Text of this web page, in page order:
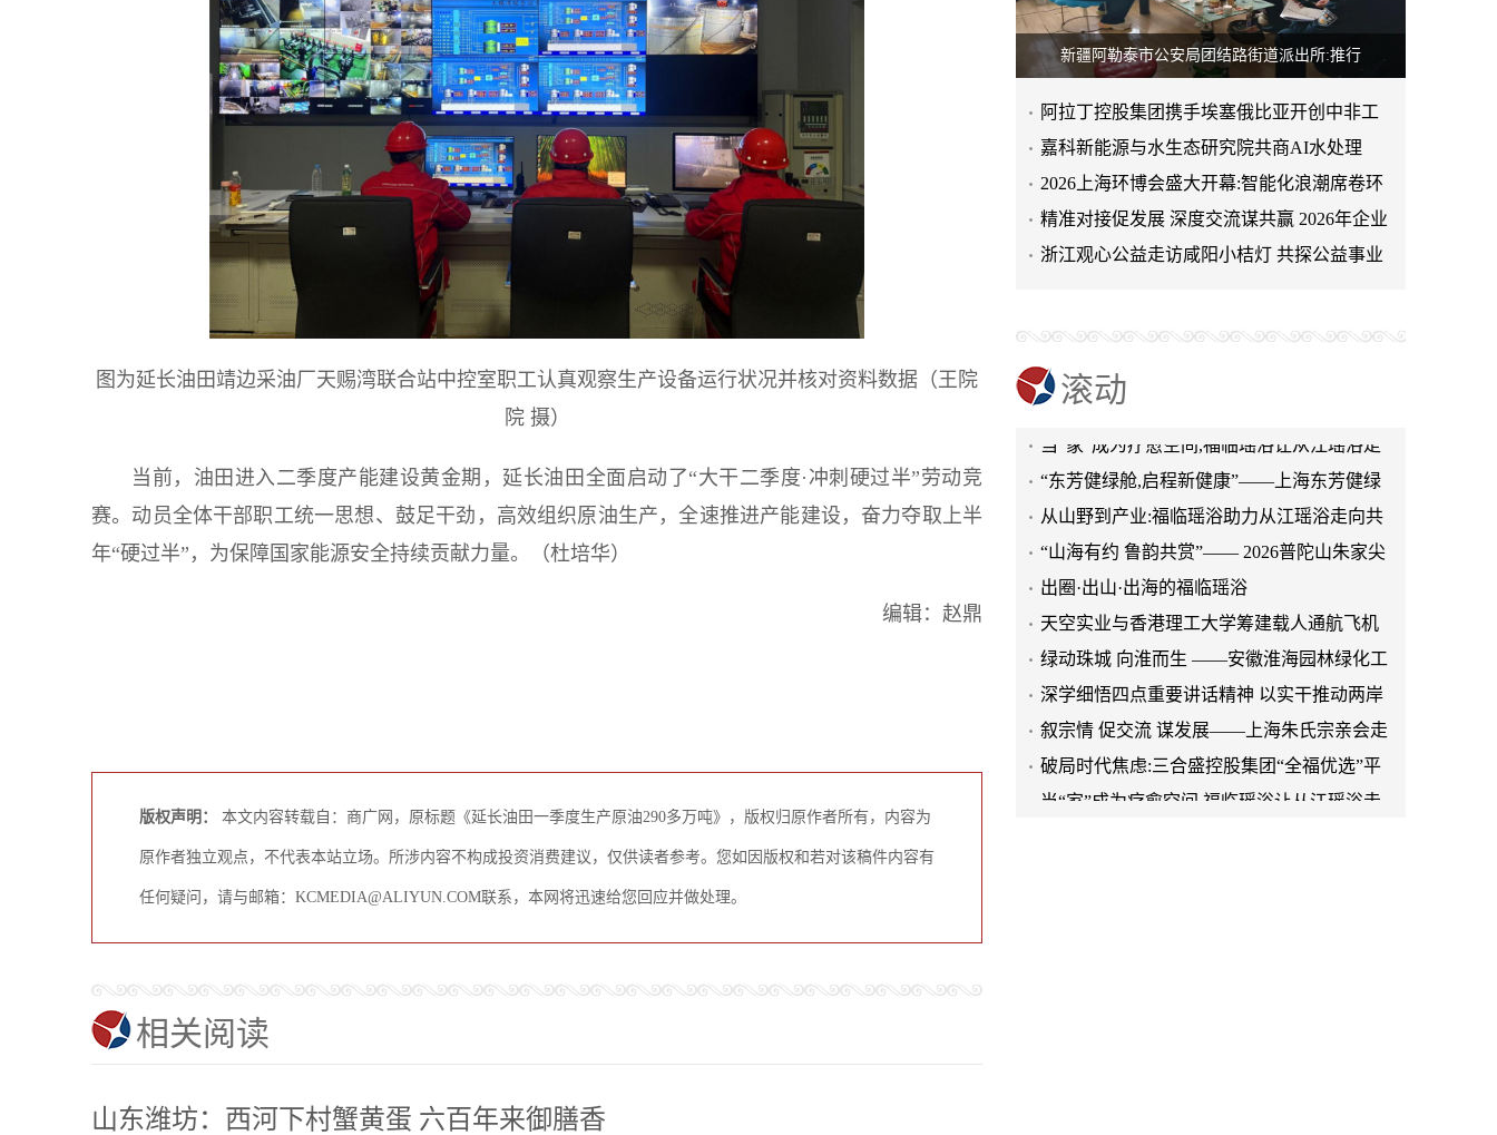
图为延长油田靖边采油厂天赐湾联合站中控室职工认真观察生产设备运行状况并核对资料数据（王院
院 摄）
当前，油田进入二季度产能建设黄金期，延长油田全面启动了“大干二季度·冲刺硬过半”劳动竞
赛。动员全体干部职工统一思想、鼓足干劲，高效组织原油生产，全速推进产能建设，奋力夺取上半
年“硬过半”，为保障国家能源安全持续贡献力量。（杜培华）
编辑：赵鼎
版权声明： 本文内容转载自：商广网，原标题《延长油田一季度生产原油290多万吨》，版权归原作者所有，内容为
原作者独立观点，不代表本站立场。所涉内容不构成投资消费建议，仅供读者参考。您如因版权和若对该稿件内容有
任何疑问，请与邮箱：KCMEDIA@ALIYUN.COM联系，本网将迅速给您回应并做处理。
相关阅读
山东潍坊：西河下村蟹黄蛋 六百年来御膳香
新疆阿勒泰市公安局团结路街道派出所:推行
阿拉丁控股集团携手埃塞俄比亚开创中非工
业农业合作新篇章
嘉科新能源与水生态研究院共商AI水处理
2026上海环博会盛大开幕:智能化浪潮席卷环
保产业
精准对接促发展 深度交流谋共赢 2026年企业
投融资交流活动第二
浙江观心公益走访咸阳小桔灯 共探公益事业
滚动
进日常生活
“东芳健绿舱,启程新健康”——上海东芳健绿
AI智能养身舱品牌发布会圆满成功
从山野到产业:福临瑶浴助力从江瑶浴走向共
赢之路
“山海有约 鲁韵共赏”—— 2026普陀山朱家尖
文旅推介会亮相泉城济南
出圈·出山·出海的福临瑶浴
天空实业与香港理工大学筹建载人通航飞机
研究院
绿动珠城 向淮而生 ——安徽淮海园林绿化工
程有限公司发展纪实
深学细悟四点重要讲话精神 以实干推动两岸
融合发展
叙宗情 促交流 谋发展——上海朱氏宗亲会走
进上海晨烨家具有限公司
破局时代焦虑:三合盛控股集团“全福优选”平
台正式启航
当“家”成为疗愈空间,福临瑶浴让从江瑶浴走